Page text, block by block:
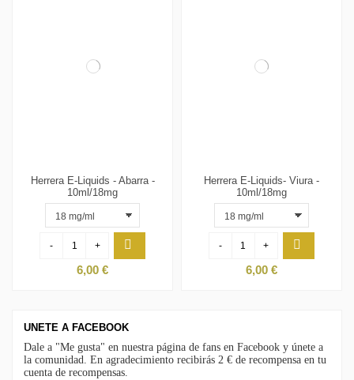
Herrera E-Liquids - Abarra -
10ml/18mg
- +
6,00 €
Herrera E-Liquids- Viura -
10ml/18mg
- +
6,00 €
UNETE A FACEBOOK
Dale a "Me gusta" en nuestra página de fans en Facebook y únete a
la comunidad. En agradecimiento recibirás 2 € de recompensa en tu
cuenta de recompensas.